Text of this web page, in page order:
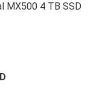
MX500 4 TB SSD